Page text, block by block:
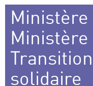
Ministère
solidaire